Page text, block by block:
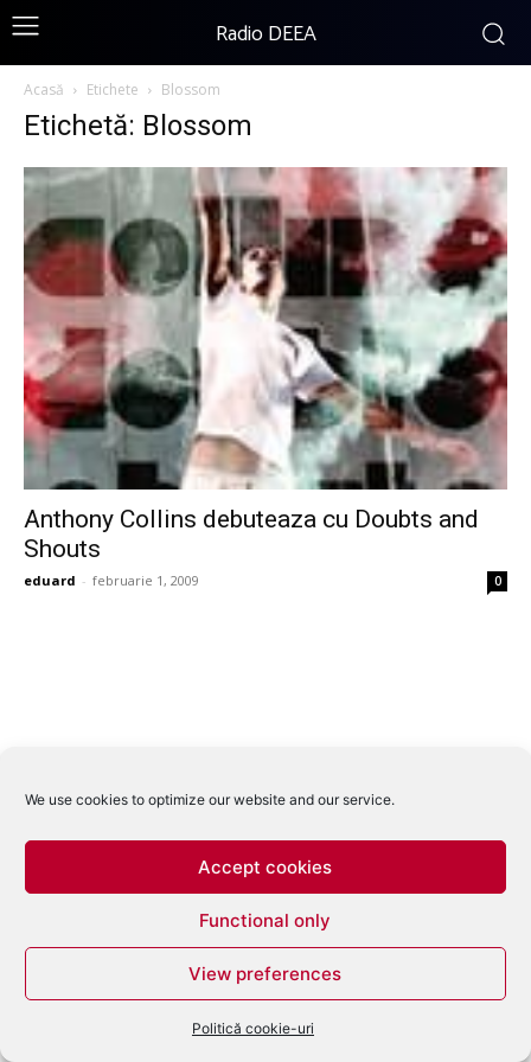
We use cookies to optimize our website and our service.
Accept cookies
Functional only
View preferences
Politică cookie-uri
Radio DEEA
Acasă Etichete Blossom
Etichetă: Blossom
Anthony Collins debuteaza cu Doubts and
Shouts
eduard - februarie 1, 2009 0